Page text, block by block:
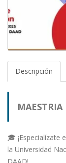
Descripción
🎓 ¡Especialízate
la Universidad